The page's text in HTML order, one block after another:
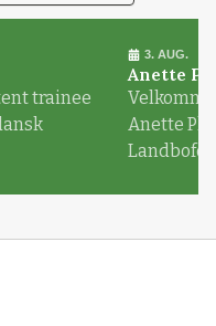
trainee
3. AUG.
Anette
Anette